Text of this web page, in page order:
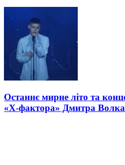
Останнє мирне літо та
«Х-фактора» Дмитра